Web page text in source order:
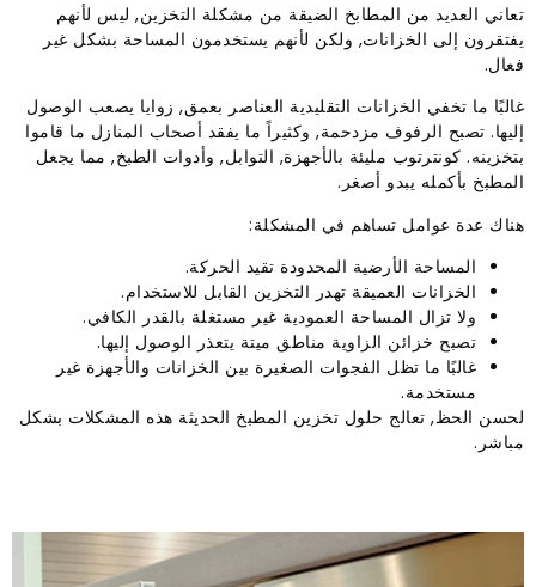
تعاني العديد من المطابخ الضيقة من مشكلة التخزين, ليس لأنهم
يفتقرون إلى الخزانات, ولكن لأنهم يستخدمون المساحة بشكل غير
فعال.
غالبًا ما تخفي الخزانات التقليدية العناصر بعمق, زوايا يصعب الوصول
إليها. تصبح الرفوف مزدحمة, وكثيراً ما يفقد أصحاب المنازل ما قاموا
بتخزينه. كونترتوب مليئة بالأجهزة, التوابل, وأدوات الطبخ, مما يجعل
المطبخ بأكمله يبدو أصغر.
هناك عدة عوامل تساهم في المشكلة:
المساحة الأرضية المحدودة تقيد الحركة.
الخزانات العميقة تهدر التخزين القابل للاستخدام.
ولا تزال المساحة العمودية غير مستغلة بالقدر الكافي.
تصبح خزائن الزاوية مناطق ميتة يتعذر الوصول إليها.
غالبًا ما تظل الفجوات الصغيرة بين الخزانات والأجهزة غير
مستخدمة.
لحسن الحظ, تعالج حلول تخزين المطبخ الحديثة هذه المشكلات بشكل
مباشر.